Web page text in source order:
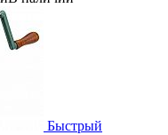
Быстрый